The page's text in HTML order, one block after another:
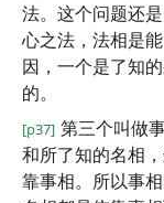
法。这个问题还
心之法，法相是
因，一个是了知
的。
[p37] 第三个叫做
和所了知的名相
靠事相。所以事